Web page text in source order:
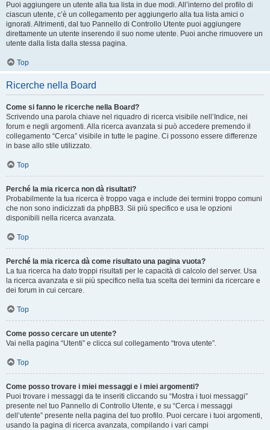
Puoi aggiungere un utente alla tua lista in due modi. All’interno del profilo di
ciascun utente, c’è un collegamento per aggiungerlo alla tua lista amici o
ignorati. Altrimenti, dal tuo Pannello di Controllo Utente puoi aggiungere
direttamente un utente inserendo il suo nome utente. Puoi anche rimuovere un
utente dalla lista dalla stessa pagina.
Top
Ricerche nella Board
Come si fanno le ricerche nella Board?
Scrivendo una parola chiave nel riquadro di ricerca visibile nell’Indice, nei
forum e negli argomenti. Alla ricerca avanzata si può accedere premendo il
collegamento “Cerca” visibile in tutte le pagine. Ci possono essere differenze
in base allo stile utilizzato.
Top
Perché la mia ricerca non dà risultati?
Probabilmente la tua ricerca è troppo vaga e include dei termini troppo comuni
che non sono indicizzati da phpBB3. Sii più specifico e usa le opzioni
disponibili nella ricerca avanzata.
Top
Perché la mia ricerca dà come risultato una pagina vuota?
La tua ricerca ha dato troppi risultati per le capacità di calcolo del server. Usa
la ricerca avanzata e sii più specifico nella tua scelta dei termini da ricercare e
dei forum in cui cercare.
Top
Come posso cercare un utente?
Vai nella pagina “Utenti” e clicca sul collegamento “trova utente”.
Top
Come posso trovare i miei messaggi e i miei argomenti?
Puoi trovare i messaggi da te inseriti cliccando su “Mostra i tuoi messaggi”
presente nel tuo Pannello di Controllo Utente, e su “Cerca i messaggi
dell’utente” presente nella pagina del tuo profilo. Puoi cercare i tuoi argomenti,
usando la pagina di ricerca avanzata, compilando i vari campi